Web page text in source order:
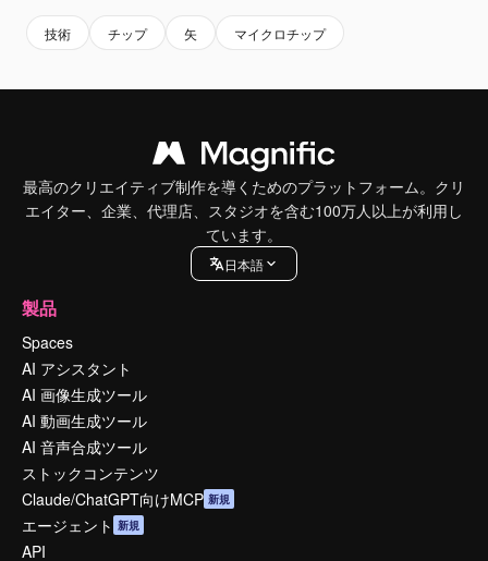
技術 チップ 矢 マイクロチップ
最高のクリエイティブ制作を導くためのプラットフォーム。クリ
エイター、企業、代理店、スタジオを含む100万人以上が利用し
ています。
日本語
製品
Spaces
AI アシスタント
AI 画像生成ツール
AI 動画生成ツール
AI 音声合成ツール
ストックコンテンツ
Claude/ChatGPT向けMCP 新規
エージェント 新規
API